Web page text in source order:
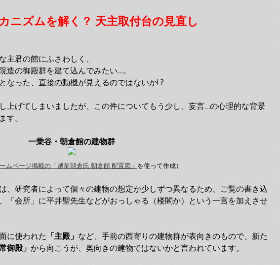
ニズムを解く？ 天主取付台の見直し
君の館にふさわしく、
造の御殿群を建て込んでみたい…。
った、 直接の動機が見えるのではないか! ?
上げてしまいましたが、この件についてもう少し、妄言…の心理的な背景
す。
一乗谷・朝倉館の建物群
ムページ掲載の「越前朝倉氏 朝倉館 配置図」 を使って作成）
、研究者によって個々の建物の想定が少しずつ異なるため、ご覧の書き込
「会所」に平井聖先生などがおっしゃる（楼閣か）という一言を加えさせ
に使われた 「主殿」 など、手前の西寄りの建物群が表向きのもので、新た
御殿」 から向こうが、奥向きの建物ではないかと言われています。